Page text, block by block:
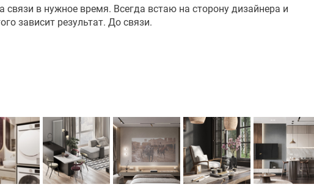
связи в нужное время. Всегда встаю на сторону дизайнера и
зависит результат. До связи.